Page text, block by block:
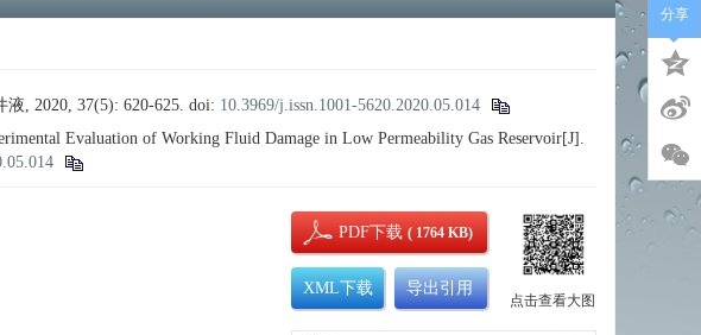
, 2020, 37(5): 620-625. doi: 10.3969/j.issn.1001-5620.2020.05.014
Evaluation of Working Fluid Damage in Low Permeability Gas Reservoir[J].
PDF下载( 1764 KB)
XML下载 导出引用
点击查看大图
分享